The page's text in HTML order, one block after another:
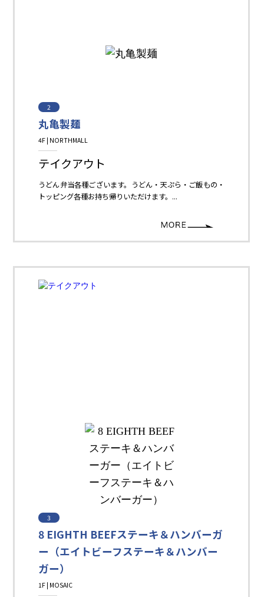
2
丸亀製麺
4F | NORTHMALL
Restaurant＆Cafe＆Sweets
テイクアウト
うどん弁当各種ございます。うどん・天ぷら・ご飯もの・
トッピング各種お持ち帰りいただけます。...
3
8 EIGHTH BEEFステーキ＆ハンバーガ
ー（エイトビーフステーキ＆ハンバー
ガー）
1F | MOSAIC
Restaurant＆Cafe＆Sweets